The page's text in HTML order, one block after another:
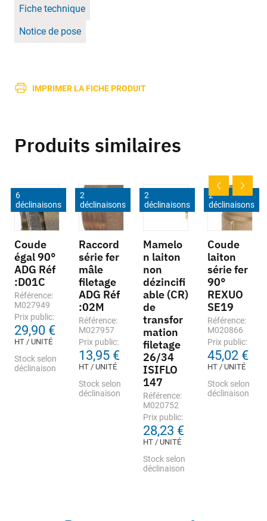
Fiche technique
Notice de pose
IMPRIMER LA FICHE PRODUIT
Produits similaires
6
déclinaisons
Coude
égal 90°
ADG Réf
:D01C
Référence:
M027949
Prix public:
29,90 €
HT / UNITÉ
Stock selon
déclinaison
2
déclinaisons
Raccord
série fer
mâle
filetage
ADG Réf
:02M
Référence:
M027957
Prix public:
13,95 €
HT / UNITÉ
Stock selon
déclinaison
2
déclinaisons
Mamelo
n laiton
non
dézincifi
able (CR)
de
transfor
mation
filetage
26/34
ISIFLO
147
Référence:
M020752
Prix public:
28,23 €
HT / UNITÉ
Stock selon
déclinaison
2
déclinaisons
Coude
laiton
série fer
90°
REXUO
SE19
Référence:
M020866
Prix public:
45,02 €
HT / UNITÉ
Stock selon
déclinaison